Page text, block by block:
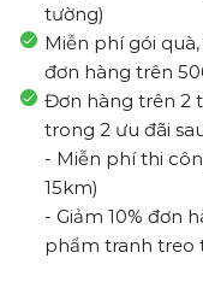
tường)
Miễn phí gói
đơn hàng trên
Đơn hàng trên 2
trong 2 ưu đãi
- Miễn phí thi
15km)
- Giảm 10% đơn
phẩm tranh treo